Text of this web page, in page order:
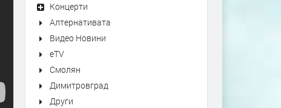
Концерти
Алтернативата
Видео Новини
eTV
Смолян
Димитровград
Други